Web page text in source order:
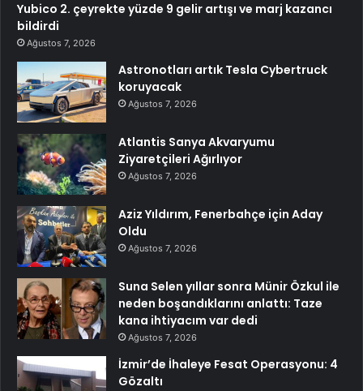
Yubico 2. çeyrekte yüzde 9 gelir artışı ve marj kazancı
bildirdi
Ağustos 7, 2026
Astronotları artık Tesla Cybertruck
koruyacak
Ağustos 7, 2026
Atlantis Sanya Akvaryumu
Ziyaretçileri Ağırlıyor
Ağustos 7, 2026
Aziz Yıldırım, Fenerbahçe için Aday
Oldu
Ağustos 7, 2026
Suna Selen yıllar sonra Münir Özkul ile
neden boşandıklarını anlattı: Taze
kana ihtiyacım var dedi
Ağustos 7, 2026
İzmir’de İhaleye Fesat Operasyonu: 4
Gözaltı